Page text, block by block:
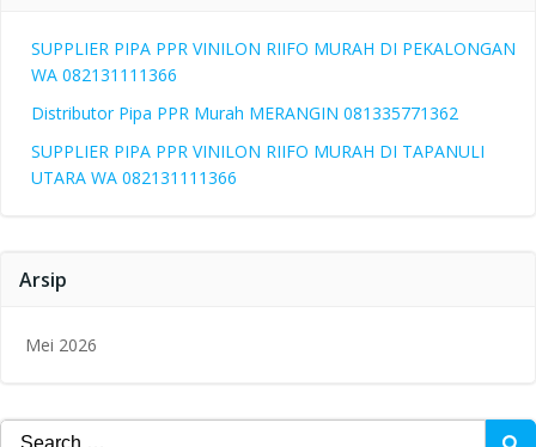
SUPPLIER PIPA PPR VINILON RIIFO MURAH DI PEKALONGAN
WA 082131111366
Distributor Pipa PPR Murah MERANGIN 081335771362
SUPPLIER PIPA PPR VINILON RIIFO MURAH DI TAPANULI
UTARA WA 082131111366
Arsip
Mei 2026
Search